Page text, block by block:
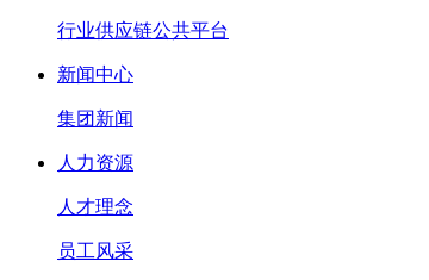
行业供应链公共平台
新闻中心
集团新闻
人力资源
人才理念
员工风采